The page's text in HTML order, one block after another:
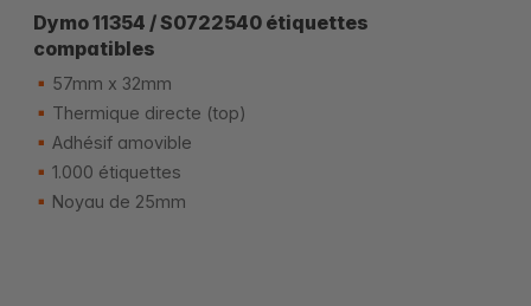
Dymo 11354 / S0722540 étiquettes
compatibles
57mm x 32mm
Thermique directe (top)
Adhésif amovible
1.000 étiquettes
Noyau de 25mm